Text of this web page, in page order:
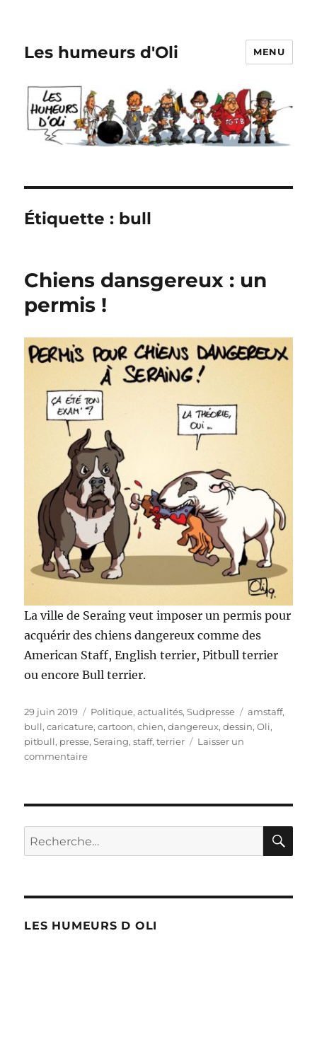
Les humeurs d'Oli MENU
Étiquette : bull
Chiens dansgereux : un
permis !
La ville de Seraing veut imposer un permis pour
acquérir des chiens dangereux comme des
American Staff, English terrier, Pitbull terrier
ou encore Bull terrier.
Publié
le
29 juin 2019 Catégories
Politique, actualités,Sudpresse Étiquettes
amstaff,
bull,caricature,cartoon,chien,dangereux,dessin,Oli,
pitbull, presse,Seraing,staff,terrier
Laisser un
commentairesur
permis
!
Recherche
pour :
LES HUMEURS D OLI